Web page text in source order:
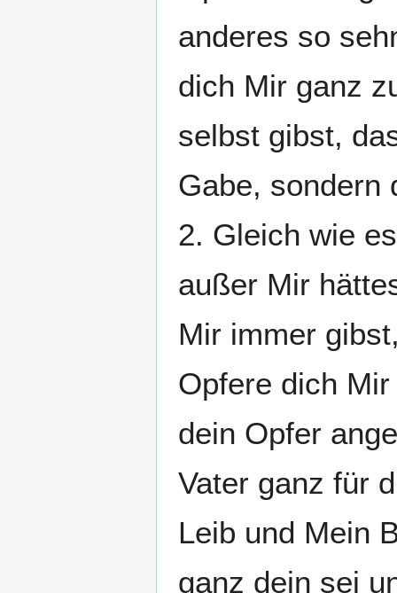
anderes so
dich Mir ganz
selbst gibst,
Gabe, sondern
2. Gleich wie
außer Mir
Mir immer
Opfere dich
dein Opfer
Vater ganz für
Leib und Mein
ganz dein sei